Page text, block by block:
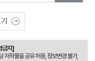
금지]
저작물을 공유 허용, 정보변경 불가,